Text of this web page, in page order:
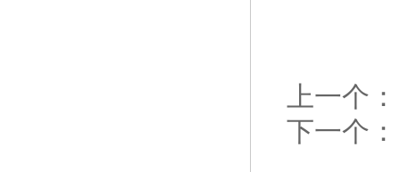
上一个：
下一个：